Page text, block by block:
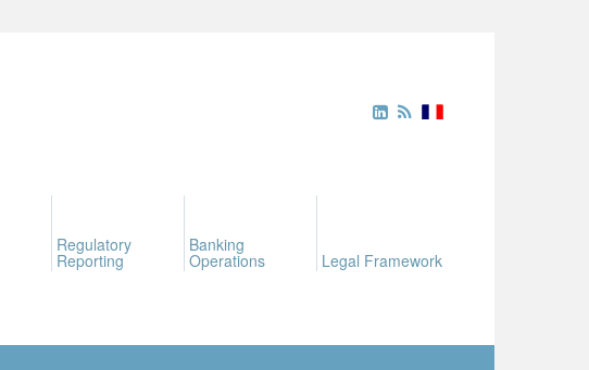
Regulatory
Reporting
Banking
Operations Legal Framework